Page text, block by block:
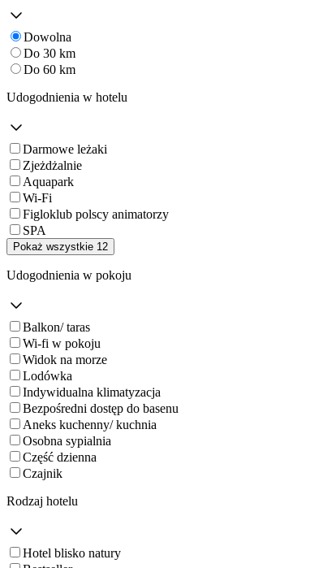
Dowolna
Do 30 km
Do 60 km
Udogodnienia w hotelu
Darmowe leżaki
Zjeżdżalnie
Aquapark
Wi-Fi
Figloklub polscy animatorzy
SPA
Pokaż wszystkie 12
Udogodnienia w pokoju
Balkon/ taras
Wi-fi w pokoju
Widok na morze
Lodówka
Indywidualna klimatyzacja
Bezpośredni dostęp do basenu
Aneks kuchenny/ kuchnia
Osobna sypialnia
Część dzienna
Czajnik
Rodzaj hotelu
Hotel blisko natury